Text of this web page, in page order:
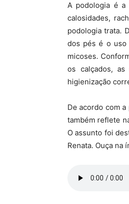
A podologia é a
calosidades,
podologia trata.
dos pés é o uso
micoses.
os calçados,
higienização
De acordo com
também reflete
O assunto foi
Renata. Ouça na